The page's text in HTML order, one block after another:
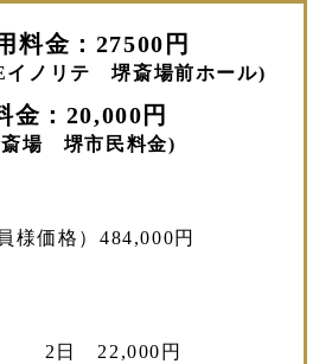
料金：27500円
ノリテ 堺斎場前ホール)
金：20,000円
斎場 堺市民料金)
様価格）484,000円
2日 22,000円